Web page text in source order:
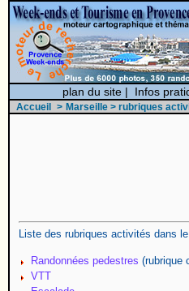
plan du site | Infos
Accueil > Marseille > rubriques
Liste des rubriques activités dans
Randonnées pedestres (rubrique
VTT